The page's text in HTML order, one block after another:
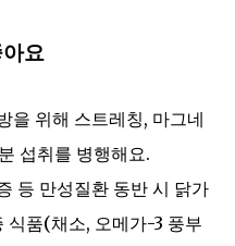
요
을 위해 스트레칭, 마그네
섭취를 병행해요.
등 만성질환 동반 시 닭가
식품(채소, 오메가-3 풍부